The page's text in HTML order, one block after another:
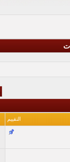
التقييم